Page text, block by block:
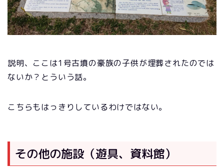
説明、ここは1号古墳の豪族の子供が埋葬されたのでは
ないか？とういう話。
こちらもはっきりしているわけではない。
その他の施設（遊具、資料館）